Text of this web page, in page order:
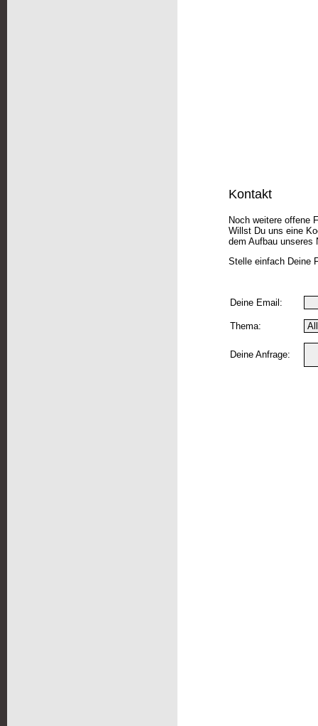
Kontakt
Noch weitere offene
Willst Du uns eine
dem Aufbau unseres
Stelle einfach Deine
Deine Email:
Thema:
Deine Anfrage: